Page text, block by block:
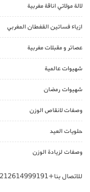
لالة مولاتي اناقة مغربية
ازياء فساتين القفطان المغربي
عصائر و مقبلات مغربية
شهيوات عالمية
شهيوات رمضان
وصفات لانقاص الوزن
حلويات العيد
وصفات لزيادة الوزن
للاتصال بنا+212614999191